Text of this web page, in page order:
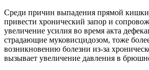
Среди причин выпадения прямой
привести хронический запор и
увеличение усилия во время акта
страдающие муковисцидозом, тоже
возникновению болезни из-за
вызывает увеличение давления в